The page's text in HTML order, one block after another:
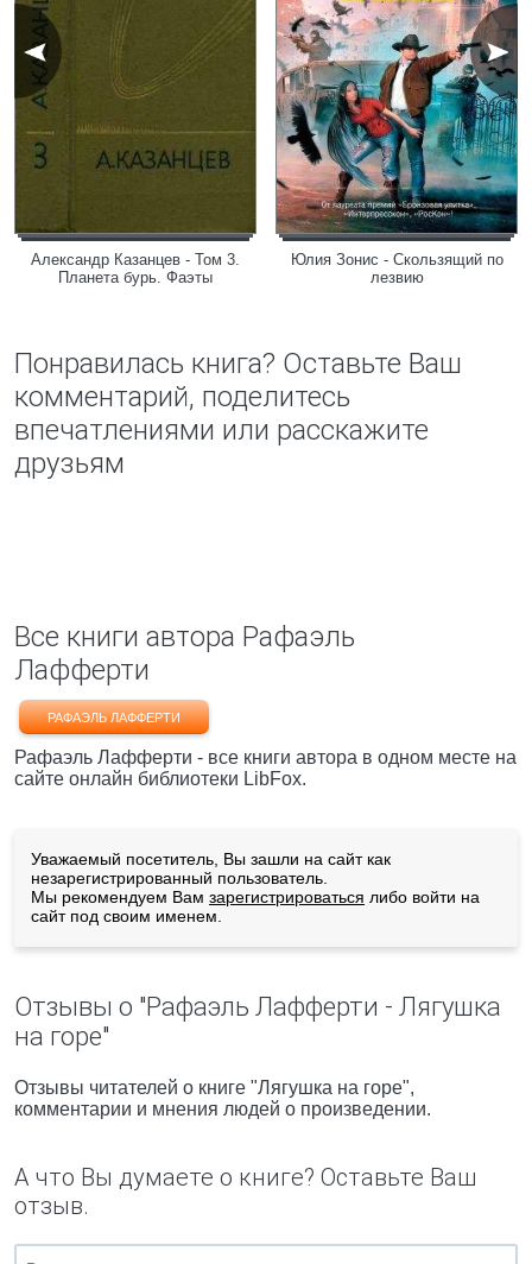
Александр Казанцев - Том 3.
Планета бурь. Фаэты
Юлия Зонис - Скользящий по
лезвию
Понравилась книга? Оставьте Ваш
комментарий, поделитесь
впечатлениями или расскажите
друзьям
Все книги автора Рафаэль
Лафферти
РАФАЭЛЬ ЛАФФЕРТИ
Рафаэль Лафферти - все книги автора в одном месте на
сайте онлайн библиотеки LibFox.
Уважаемый посетитель, Вы зашли на сайт как
незарегистрированный пользователь.
Мы рекомендуем Вам зарегистрироваться либо войти на
сайт под своим именем.
Отзывы о "Рафаэль Лафферти - Лягушка
на горе"
Отзывы читателей о книге "Лягушка на горе",
комментарии и мнения людей о произведении.
А что Вы думаете о книге? Оставьте Ваш
отзыв.